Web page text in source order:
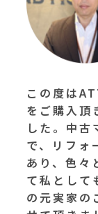
この度は
をご購入頂
した。中古
で、リフォ
あり、色々
て私として
の元実家の